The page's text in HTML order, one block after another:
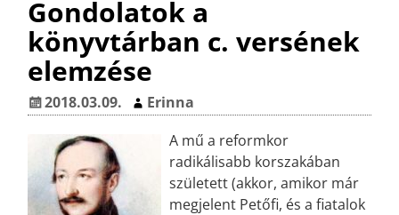
b
o
o
k
r
e
st
dI
n
m
e
Gondolatok a
könyvtárban c. versének
elemzése
2018.03.09.
Erinna
A mű a reformkor
radikálisabb korszakában
született (akkor, amikor már
megjelent Petőfi, és a fiatalok